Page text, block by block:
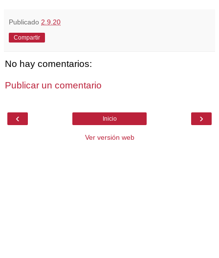
Publicado 2.9.20
Compartir
No hay comentarios:
Publicar un comentario
‹ ›
Inicio
Ver versión web